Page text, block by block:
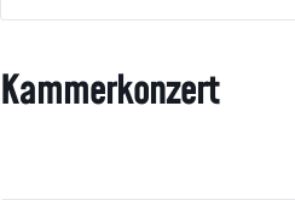
Kammerkonzert